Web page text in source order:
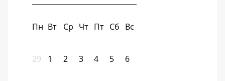
Пн Вт Ср Чт Пт Сб Вс
29 1 2 3 4 5 6